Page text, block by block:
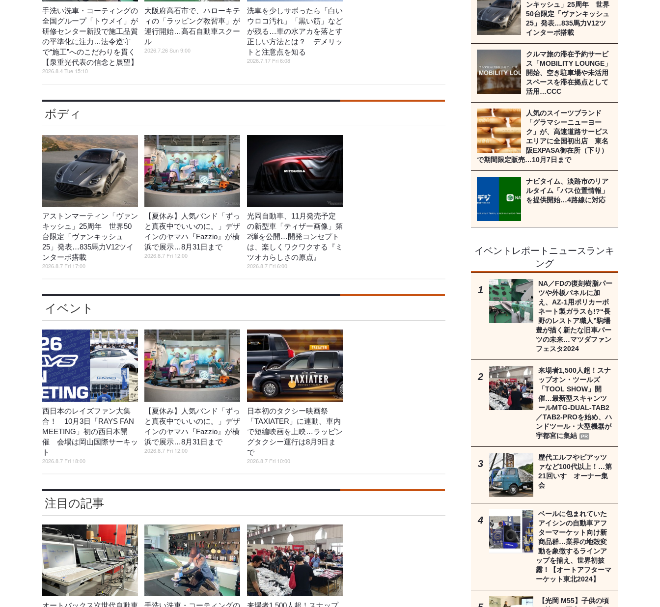
手洗い洗車・コーティングの
全国グループ「トウメイ」が
研修センター新設で施工品質
の平準化に注力…法令遵守
で“施工”へのこだわりを貫く
【泉重光代表の信念と展望】
2026.8.4 Tue 15:10
大阪府高石市で、ハローキテ
ィの「ラッピング教習車」が
運行開始…高石自動車スクー
ル
2026.7.26 Sun 9:00
洗車を少しサボったら「白い
ウロコ汚れ」「黒い筋」など
が残る…車の水アカを落とす
正しい方法とは？ デメリッ
トと注意点を知る
2026.7.17 Fri 6:08
ボディ
アストンマーティン「ヴァン
キッシュ」25周年 世界50
台限定「ヴァンキッシュ
25」発表…835馬力V12ツイ
ンターボ搭載
2026.8.7 Fri 17:00
【夏休み】人気バンド「ずっ
と真夜中でいいのに。」デザ
インのヤマハ『Fazzio』が横
浜で展示…8月31日まで
2026.8.7 Fri 12:00
光岡自動車、11月発売予定
の新型車「ティザー画像」第
2弾を公開…開発コンセプト
は、楽しくワクワクする『ミ
ツオカらしさの原点』
2026.8.7 Fri 6:00
イベント
西日本のレイズファン大集
合！ 10月3日「RAYS FAN
MEETING」初の西日本開
催 会場は岡山国際サーキッ
ト
2026.8.7 Fri 18:00
【夏休み】人気バンド「ずっ
と真夜中でいいのに。」デザ
インのヤマハ『Fazzio』が横
浜で展示…8月31日まで
2026.8.7 Fri 12:00
日本初のタクシー映画祭
「TAXIATER」に連動、車内
で短編映画を上映…ラッピン
グタクシー運行は8月9日ま
で
2026.8.7 Fri 10:00
注目の記事
ンキッシュ」25周年 世界
50台限定「ヴァンキッシュ
25」発表…835馬力V12ツ
インターボ搭載
クルマ旅の滞在予約サービ
ス「MOBILITY LOUNGE」
開始、空き駐車場や未活用
スペースを滞在拠点として
活用…CCC
人気のスイーツブランド
「グラマシーニューヨー
ク」が、高速道路サービス
エリアに全国初出店 東名
阪EXPASA御在所（下り）
で期間限定販売…10月7日まで
ナビタイム、淡路市のリア
ルタイム「バス位置情報」
を提供開始…4路線に対応
イベントレポートニュースランキ
ング
NA／FDの復刻樹脂パー
ツや外板パネルに加
え、AZ-1用ポリカーボ
ネート製ガラスも!?“長
野のレストア職人”駒場
豊が描く新たな旧車パー
ツの未来…マツダファン
フェスタ2024
来場者1,500人超！スナ
ップオン・ツールズ
「TOOL SHOW」開
催…最新型スキャンツ
ールMTG-DUAL-TAB2
／TAB2-PROを始め、ハ
ンドツール・大型機器が
宇都宮に集結
PR
歴代エルフやピアッツ
ァなど100代以上！…第
21回いすゞオーナー集
会
ベールに包まれていた
アイシンの自動車アフ
ターマーケット向け新
商品群…業界の地殻変
動を象徴するラインア
ップを揃え、世界初披
露！【オートアフターマ
ーケット東北2024】
【光岡 M55】子供の頃